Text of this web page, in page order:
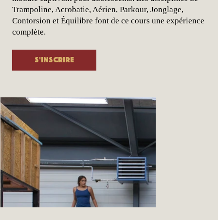
Trampoline, Acrobatie, Aérien, Parkour, Jonglage,
Contorsion et Équilibre font de ce cours une expérience
complète.
S'inscrire